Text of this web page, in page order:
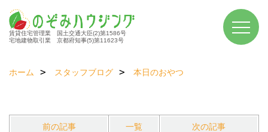
賃貸住宅管理業 国土交通大臣(2)第1586号
宅地建物取引業 京都府知事(5)第11623号
ホーム スタッフブログ 本日のおやつ
前の記事 一覧 次の記事